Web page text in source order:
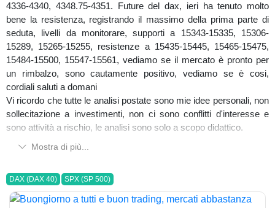
4336-4340, 4348.75-4351. Future del dax, ieri ha tenuto molto
bene la resistenza, registrando il massimo della prima parte di
seduta, livelli da monitorare, supporti a 15343-15335, 15306-
15289, 15265-15255, resistenze a 15435-15445, 15465-15475,
15484-15500, 15547-15561, vediamo se il mercato è pronto per
un rimbalzo, sono cautamente positivo, vediamo se è cosi,
cordiali saluti a domani
Vi ricordo che tutte le analisi postate sono mie idee personali, non
sollecitazione a investimenti, non ci sono conflitti d'interesse e
sono attività a rischio, le analisi sono solo a scopo didattico.
Mostra di più...
DAX (DAX 40) SPX (SP 500)